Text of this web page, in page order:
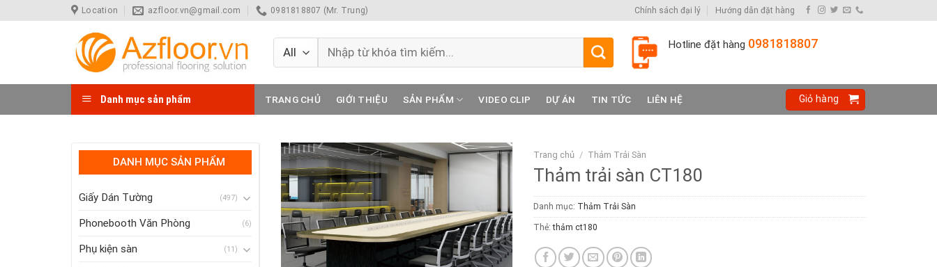
to
Location azfloor.vn@gmail.com 0981818807 (Mr. Trung) Chính sách đại lý Hướng dẫn đặt hàng
Tìm
kiếm:
Hotline đặt hàng 0981818807
Danh mục sản phẩm TRANG CHỦ GIỚI THIỆU SẢN PHẨM VIDEO CLIP DỰ ÁN TIN TỨC LIÊN HỆ Giỏ hàng
DANH MỤC SẢN PHẨM
Giấy Dán Tường (497)
Phonebooth Văn Phòng (6)
Phụ kiện sàn (11)
Trang chủ / Thảm Trải Sàn
Thảm trải sàn CT180
Danh mục: Thảm Trải Sàn
Thẻ:thảm ct180